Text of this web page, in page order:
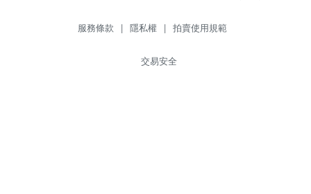
服務條款 | 隱私權 | 拍賣使用規範
交易安全